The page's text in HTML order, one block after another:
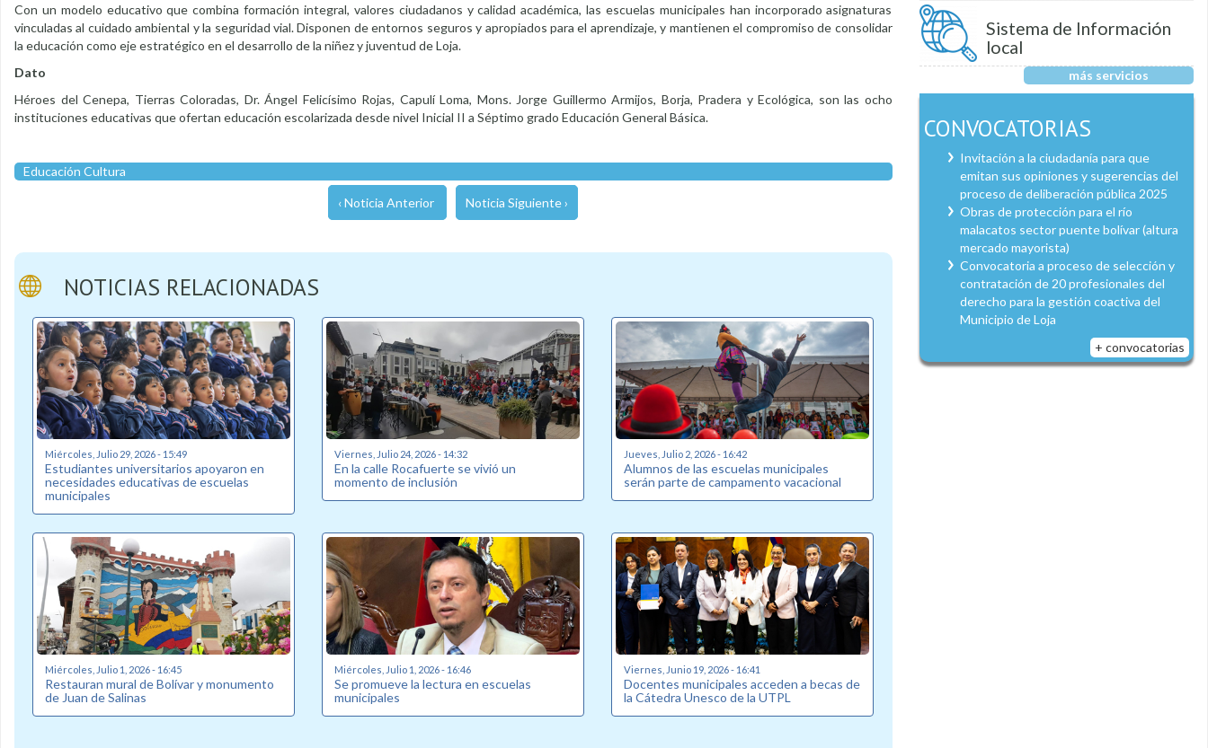
Con un modelo educativo que combina formación integral, valores ciudadanos y calidad académica, las escuelas municipales han incorporado asignaturas
vinculadas al cuidado ambiental y la seguridad vial. Disponen de entornos seguros y apropiados para el aprendizaje, y mantienen el compromiso de consolidar
la educación como eje estratégico en el desarrollo de la niñez y juventud de Loja.
Dato
Héroes del Cenepa, Tierras Coloradas, Dr. Ángel Felicísimo Rojas, Capulí Loma, Mons. Jorge Guillermo Armijos, Borja, Pradera y Ecológica, son las ocho
instituciones educativas que ofertan educación escolarizada desde nivel Inicial II a Séptimo grado Educación General Básica.
Educación Cultura
‹ Noticia Anterior Noticia Siguiente ›
NOTICIAS RELACIONADAS
Miércoles, Julio 29, 2026 - 15:49
Estudiantes universitarios apoyaron en
necesidades educativas de escuelas
municipales
Viernes, Julio 24, 2026 - 14:32
En la calle Rocafuerte se vivió un
momento de inclusión
Jueves, Julio 2, 2026 - 16:42
Alumnos de las escuelas municipales
serán parte de campamento vacacional
Miércoles, Julio 1, 2026 - 16:45
Restauran mural de Bolívar y monumento
de Juan de Salinas
Miércoles, Julio 1, 2026 - 16:46
Se promueve la lectura en escuelas
municipales
Viernes, Junio 19, 2026 - 16:41
Docentes municipales acceden a becas de
la Cátedra Unesco de la UTPL
Sistema de Información
local
más servicios
CONVOCATORIAS
Invitación a la ciudadanía para que
emitan sus opiniones y sugerencias del
proceso de deliberación pública 2025
Obras de protección para el río
malacatos sector puente bolívar (altura
mercado mayorista)
Convocatoria a proceso de selección y
contratación de 20 profesionales del
derecho para la gestión coactiva del
Municipio de Loja
+ convocatorias